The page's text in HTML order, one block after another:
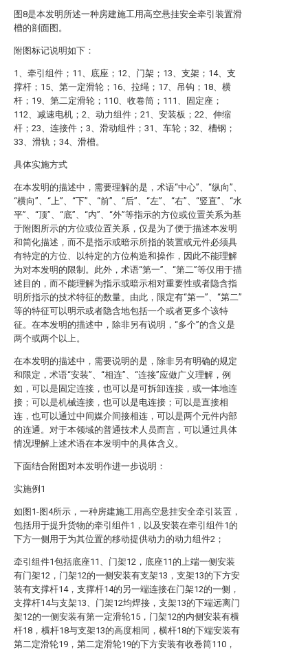
图8是本发明所述一种房建施工用高空悬挂安全牵引装置滑
槽的剖面图。
附图标记说明如下：
1、牵引组件；11、底座；12、门架；13、支架；14、支
撑杆；15、第一定滑轮；16、拉绳；17、吊钩；18、横
杆；19、第二定滑轮；110、收卷筒；111、固定座；
112、减速电机；2、动力组件；21、安装板；22、伸缩
杆；23、连接件；3、滑动组件；31、车轮；32、槽钢；
33、滑轨；34、滑槽。
具体实施方式
在本发明的描述中，需要理解的是，术语“中心”、“纵向”、
“横向”、“上”、“下”、“前”、“后”、“左”、“右”、“竖直”、“水
平”、“顶”、“底”、“内”、“外”等指示的方位或位置关系为基
于附图所示的方位或位置关系，仅是为了便于描述本发明
和简化描述，而不是指示或暗示所指的装置或元件必须具
有特定的方位、以特定的方位构造和操作，因此不能理解
为对本发明的限制。此外，术语“第一”、“第二”等仅用于描
述目的，而不能理解为指示或暗示相对重要性或者隐含指
明所指示的技术特征的数量。由此，限定有“第一”、“第二”
等的特征可以明示或者隐含地包括一个或者更多个该特
征。在本发明的描述中，除非另有说明，“多个”的含义是
两个或两个以上。
在本发明的描述中，需要说明的是，除非另有明确的规定
和限定，术语“安装”、“相连”、“连接”应做广义理解，例
如，可以是固定连接，也可以是可拆卸连接，或一体地连
接；可以是机械连接，也可以是电连接；可以是直接相
连，也可以通过中间媒介间接相连，可以是两个元件内部
的连通。对于本领域的普通技术人员而言，可以通过具体
情况理解上述术语在本发明中的具体含义。
下面结合附图对本发明作进一步说明：
实施例1
如图1-图4所示，一种房建施工用高空悬挂安全牵引装置，
包括用于提升货物的牵引组件1，以及安装在牵引组件1的
下方一侧用于为其位置的移动提供动力的动力组件2；
牵引组件1包括底座11、门架12，底座11的上端一侧安装
有门架12，门架12的一侧安装有支架13，支架13的下方安
装有支撑杆14，支撑杆14的另一端连接在门架12的一侧，
支撑杆14与支架13、门架12均焊接，支架13的下端远离门
架12的一侧安装有第一定滑轮15，门架12的内侧安装有横
杆18，横杆18与支架13的高度相同，横杆18的下端安装有
第二定滑轮19，第二定滑轮19的下方安装有收卷筒110，